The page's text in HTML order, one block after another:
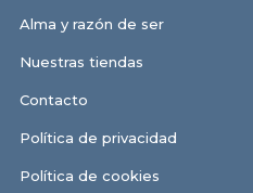
Alma y razón de ser
Nuestras tiendas
Contacto
Política de privacidad
Política de cookies